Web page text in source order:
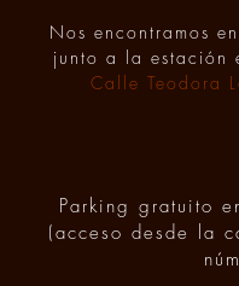
Nos encontramos
junto a la estación
Calle Teodora
Parking gratuito
(acceso desde la